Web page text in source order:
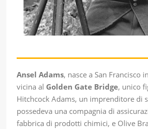
Ansel Adams, nasce a San Francisco
vicina al Golden Gate Bridge, unico
Hitchcock Adams, un imprenditore di
possedeva una compagnia di
fabbrica di prodotti chimici, e Olive